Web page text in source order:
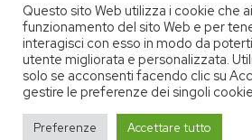
COPYRIGHT 2020 COOP. SOC. OFFICINA 68 |
TERMINI E CONDIZIONI DEL SERVIZIO|
Questo sito Web utilizza i cookie che
funzionamento del sito Web e per
interagisci con esso in modo da
utente migliorata e personalizzata.
solo se acconsenti facendo clic su
gestire le preferenze dei singoli
Preferenze Accettare tutto